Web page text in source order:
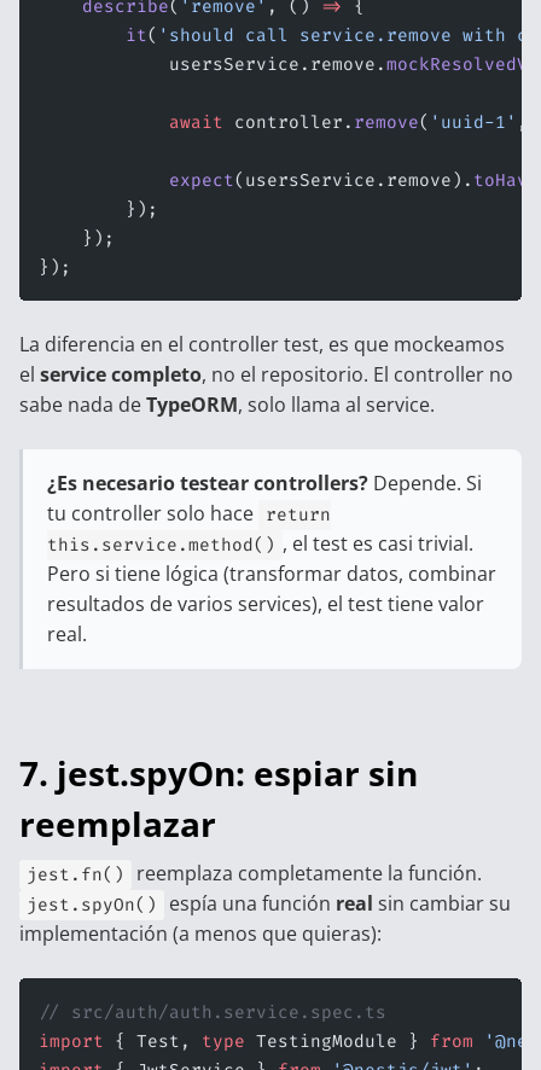
    describe
( 'remove' , () =>
{
        it
( 'should call service.remove with
            usersService.remove.
            await
controller. remove( 'uuid-1' ,
            expect
(usersService.remove).
        });
    });
});
La diferencia en el controller test, es que mockeamos
el service completo, no el repositorio. El controller no
sabe nada deTypeORM, solo llama al service.
¿Es necesario testear controllers? Depende. Si
tu controller solo hace return
this.service.method() , el test es casi trivial.
Pero si tiene lógica (transformar datos, combinar
resultados de varios services), el test tiene valor
real.
7. jest.spyOn: espiar sin
reemplazar
jest.fn() reemplaza completamente la función.
jest.spyOn() espía una función real sin cambiar su
implementación (a menos que quieras):
// src/auth/auth.service.spec.ts
import { Test, type TestingModule } from